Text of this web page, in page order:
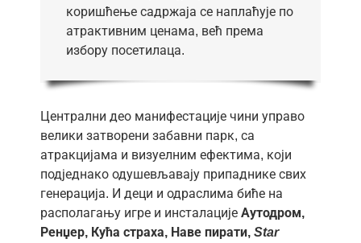
коришћење садржаја се наплаћује по
атрактивним ценама, већ према
избору посетилаца.
Централни део манифестације чини управо
велики затворени забавни парк, са
атракцијама и визуелним ефектима, који
подједнако одушевљавају припаднике свих
генерација. И деци и одраслима биће на
располагању игре и инсталације Аутодром,
Ренџер, Кућа страха, Наве пирати, Star